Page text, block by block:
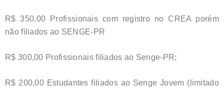
R$ 350,00 Profissionais com registro no CREA porém
não filiados ao SENGE-PR
R$ 300,00 Profissionais filiados ao Senge-PR;
R$ 200,00 Estudantes filiados ao Senge Jovem (limitado